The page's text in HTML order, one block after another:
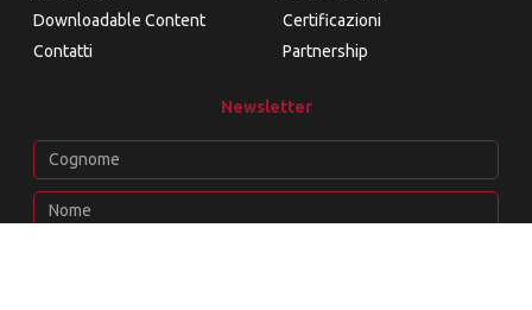
Downloadable Content
Contatti
Certificazioni
Partnership
Newsletter